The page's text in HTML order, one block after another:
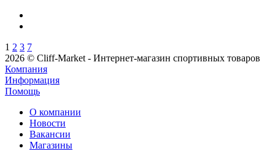
1 2 3 7
2026 © Cliff-Market - Интернет-магазин спортивных товаров
Компания
Информация
Помощь
О компании
Новости
Вакансии
Магазины